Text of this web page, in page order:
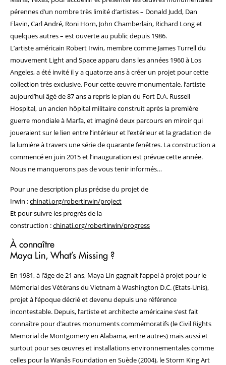
pérennes d’un nombre très limité d’artistes – Donald Judd, Dan
Flavin, Carl André, Roni Horn, John Chamberlain, Richard Long et
quelques autres – est ouverte au public depuis 1986.
L’artiste américain Robert Irwin, membre comme James Turrell du
mouvement Light and Space apparu dans les années 1960 à Los
Angeles, a été invité il y a quatorze ans à créer un projet pour cette
collection très exclusive. Pour cette œuvre monumentale, l’artiste
aujourd’hui âgé de 87 ans a repris le plan du Fort D.A. Russell
Hospital, un ancien hôpital militaire construit après la première
guerre mondiale à Marfa, et imaginé deux parcours en miroir qui
joueraient sur le lien entre l’intérieur et l’extérieur et la gradation de
la lumière à travers une série de quarante fenêtres. La construction a
commencé en juin 2015 et l’inauguration est prévue cette année.
Nous ne manquerons pas de vous tenir informés…
Pour une description plus précise du projet de
Irwin :chinati.org/robertirwin/project
Et pour suivre les progrès de la
construction :chinati.org/robertirwin/progress
À connaître
Maya Lin, What’s Missing ?
En 1981, à l’âge de 21 ans, Maya Lin gagnait l’appel à projet pour le
Mémorial des Vétérans du Vietnam à Washington D.C. (Etats-Unis),
projet à l’époque décrié et devenu depuis une référence
incontestable. Depuis, l’artiste et architecte américaine s’est fait
connaître pour d’autres monuments commémoratifs (le Civil Rights
Memorial de Montgomery en Alabama, entre autres) mais aussi et
surtout pour ses œuvres et installations environnementales comme
celles pour la Wanås Foundation en Suède (2004), le Storm King Art